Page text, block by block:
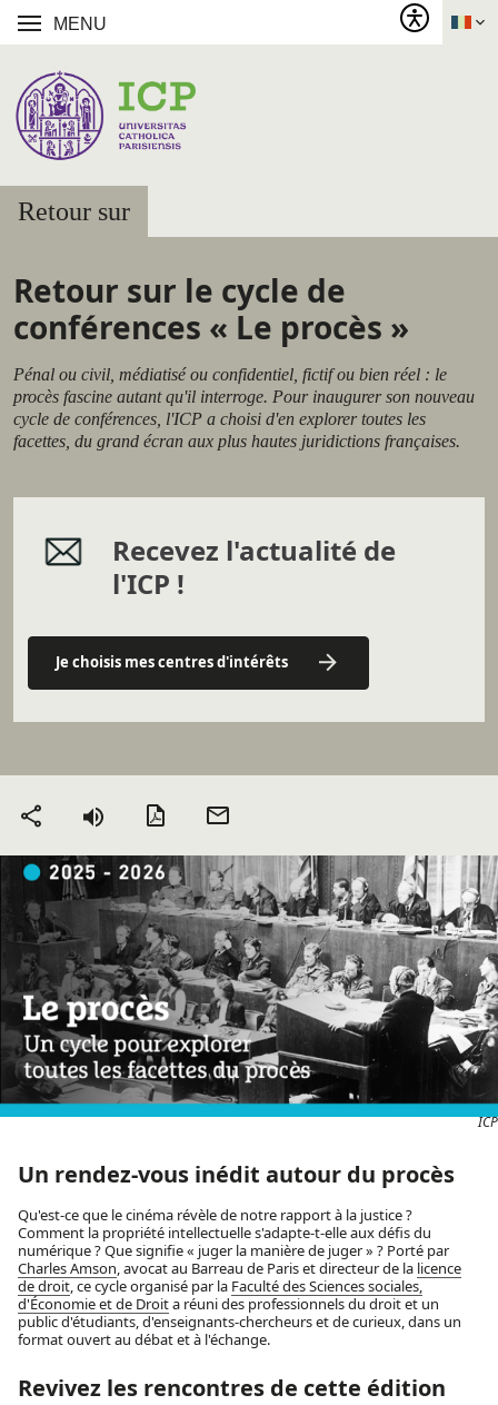
MENU
Retour sur
Retour sur le cycle de
conférences « Le procès »
Pénal ou civil, médiatisé ou confidentiel, fictif ou bien réel : le
procès fascine autant qu'il interroge. Pour inaugurer son nouveau
cycle de conférences, l'ICP a choisi d'en explorer toutes les
facettes, du grand écran aux plus hautes juridictions françaises.
Recevez l'actualité de
l'ICP !
Je choisis mes centres d'intérêts
Partager Version PDF
ICP
Un rendez-vous inédit autour du procès
Qu'est-ce que le cinéma révèle de notre rapport à la justice ?
Comment la propriété intellectuelle s'adapte-t-elle aux défis du
numérique ? Que signifie « juger la manière de juger » ? Porté par
Charles Amson, avocat au Barreau de Paris et directeur de la licence
de droit, ce cycle organisé par la Faculté des Sciences sociales,
d'Économie et de Droita réuni des professionnels du droit et un
public d'étudiants, d'enseignants-chercheurs et de curieux, dans un
format ouvert au débat et à l'échange.
Revivez les rencontres de cette édition